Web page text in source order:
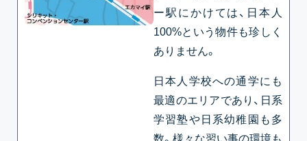
ー駅にかけては、日本人
100%という物件も珍しく
ありません。
日本人学校への通学にも
最適のエリアであり、日系
学習塾や日系幼稚園も多
数。様々な習い事の環境も